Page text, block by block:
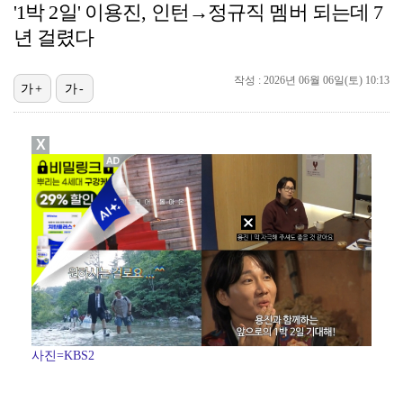
정해인X강하늘X이청아X유재명X김선영 뭉쳤다…'아가미',…
'오징어 게임' 미국판 스핀오프, 제작 무산설 "넷플릭…
누에라, '뮤직뱅크' 1위…팬들에 "영원하자" [TV캡…
[ST포토] 정지효, 홀컵으로 쏙~
[ST포토] 더울 때 만나는 아이스쇼
[ST포토] 마서영, 나이스 퍼팅
'1박 2일' 이용진, 인턴→정규직 멤버 되는데 7
년 걸렸다
작성 : 2026년 06월 06일(토) 10:13
가+ 가-
사진=KBS2
X